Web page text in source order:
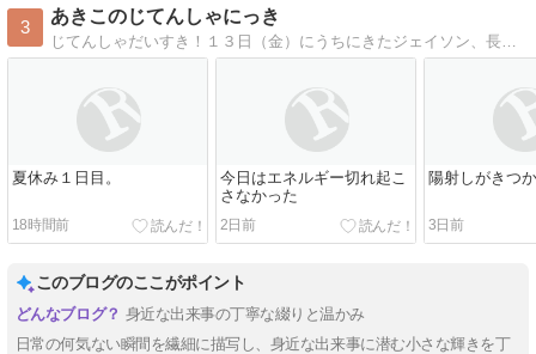
3
あきこのじてんしゃにっき
じてんしゃだいすき！１３日（金）にうちにきたジェイソン、長距離用なのに短距離専門のらんどなぁくん
夏休み１日目。
18時間前
今日はエネルギー切れ起こ
さなかった
2日前
陽射しがきつ
3日前
このブログのここがポイント
身近な出来事の丁寧な綴りと温かみ
日常の何気ない瞬間を繊細に描写し、身近な出来事に潜む小さな輝きを丁